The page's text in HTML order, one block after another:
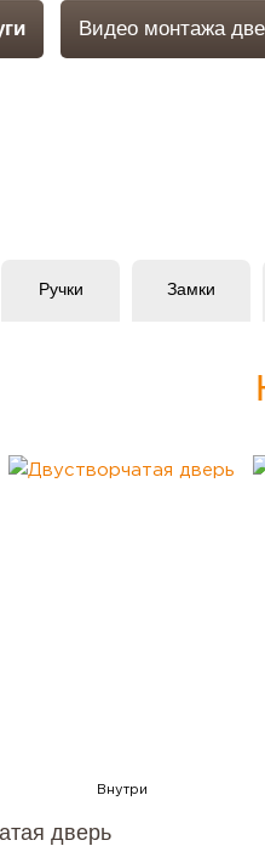
Видео монтажа
Ручки Замки
дверь